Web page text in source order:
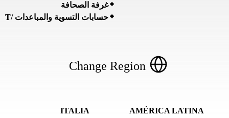
غرفة الصحافة
حسابات التسوية والمباعدات /T
Change Region
AMÉRICA LATINA
ITALIA